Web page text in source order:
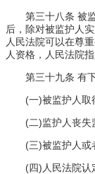
第三十八条 被
后，除对被监护人
人民法院可以在尊
人资格，人民法院
第三十九条 有
(一)被监护人取
(二)监护人丧失
(三)被监护人或
(四)人民法院认